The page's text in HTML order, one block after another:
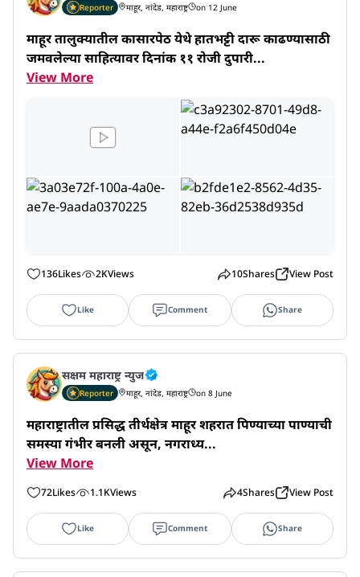
Reporter माहूर, नांदेड, महाराष्ट्र on 12 June
माहूर तालुक्यातील कासारपेठ येथे हातभट्टी दारू काढण्यासाठी
जमवलेल्या साहित्यावर दिनांक ११ रोजी दुपारी...
View More
136Likes 2KViews 10Shares View Post
Like Comment Share
सक्षम महाराष्ट्र न्युज
Reporter माहूर, नांदेड, महाराष्ट्र on 8 June
महाराष्ट्रातील प्रसिद्ध तीर्थक्षेत्र माहूर शहरात पिण्याच्या पाण्याची
समस्या गंभीर बनली असून, नगराध्य...
View More
72Likes 1.1KViews 4Shares View Post
Like Comment Share